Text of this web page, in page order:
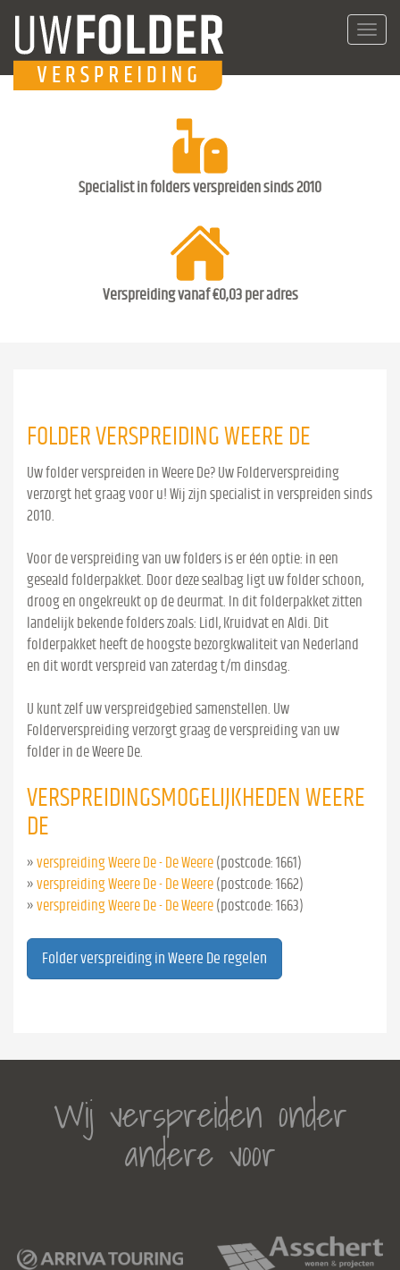
Specialist in folders verspreiden sinds 2010
Verspreiding vanaf €0,03 per adres
FOLDER VERSPREIDING WEERE DE
Uw folder verspreiden in Weere De? Uw Folderverspreiding
verzorgt het graag voor u! Wij zijn specialist in verspreiden sinds
2010.
Voor de verspreiding van uw folders is er één optie: in een
geseald folderpakket. Door deze sealbag ligt uw folder schoon,
droog en ongekreukt op de deurmat. In dit folderpakket zitten
landelijk bekende folders zoals: Lidl, Kruidvat en Aldi. Dit
folderpakket heeft de hoogste bezorgkwaliteit van Nederland
en dit wordt verspreid van zaterdag t/m dinsdag.
U kunt zelf uw verspreidgebied samenstellen. Uw
Folderverspreiding verzorgt graag de verspreiding van uw
folder in de Weere De.
VERSPREIDINGSMOGELIJKHEDEN WEERE
DE
» verspreiding Weere De - De Weere (postcode: 1661)
» verspreiding Weere De - De Weere (postcode: 1662)
» verspreiding Weere De - De Weere (postcode: 1663)
Folder verspreiding in Weere De regelen
Wij verspreiden onder
andere voor